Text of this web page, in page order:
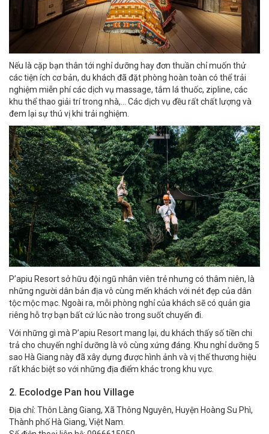
Nếu là cặp bạn thân tới nghỉ dưỡng hay đơn thuần chỉ muốn thử
các tiện ích cơ bản, du khách đã đặt phòng hoàn toàn có thể trải
nghiệm miễn phí các dịch vụ massage, tắm lá thuốc, zipline, các
khu thể thao giải trí trong nhà,... Các dịch vụ đều rất chất lượng và
đem lại sự thú vị khi trải nghiệm.
P’apiu Resort sở hữu đội ngũ nhân viên trẻ nhưng có thâm niên, là
những người dân bản địa vô cùng mến khách với nét đẹp của dân
tộc mộc mạc. Ngoài ra, mỗi phòng nghỉ của khách sẽ có quản gia
riêng hỗ trợ bạn bất cứ lúc nào trong suốt chuyến đi.
Với những gì mà P’apiu Resort mang lại, du khách thấy số tiền chi
trả cho chuyến nghỉ dưỡng là vô cùng xứng đáng. Khu nghỉ dưỡng 5
sao Hà Giang này đã xây dựng được hình ảnh và vị thế thương hiệu
rất khác biệt so với những địa điểm khác trong khu vực.
2. Ecolodge Pan hou Village
Địa chỉ: Thôn Làng Giang, Xã Thông Nguyên, Huyện Hoàng Su Phì,
Thành phố Hà Giang, Việt Nam.